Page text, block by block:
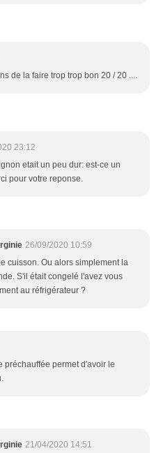
de la faire trop trop bon 20 / 20 ....
23:12
etait un peu dur: est-ce un
pour votre reponse.
26/09/2020 10:59
cuisson. Ou alors simplement la
S'il était congelé l'avez vous
au réfrigérateur ?
préchauffée permet d'avoir le
21/04/2020 14:51